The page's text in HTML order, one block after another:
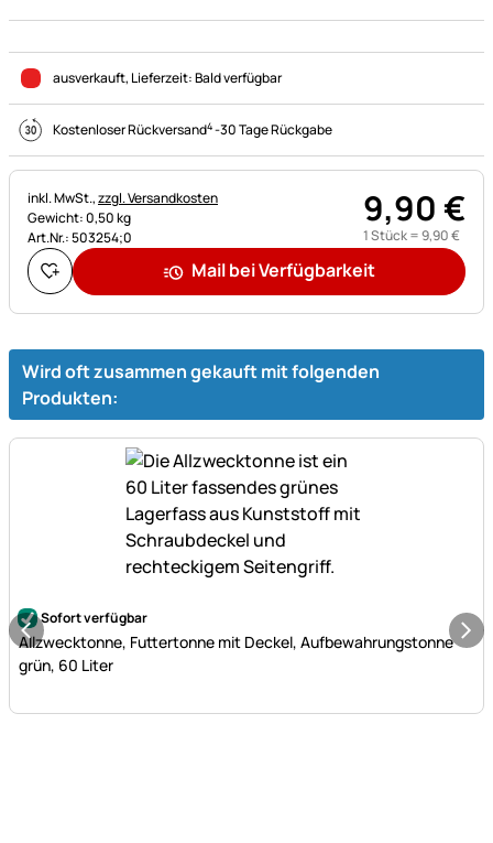
ausverkauft, Lieferzeit:Bald verfügbar
Kostenloser Rückversand4-30 Tage Rückgabe
Steuerhinweis:
inkl. MwSt.,zzgl. Versandkosten
Gewicht: 0,50 kg
Art.Nr.: 503254;0
9,90€
1 Stück =9,90€
Mail bei Verfügbarkeit
Wird oft zusammen gekauft mit folgenden
Produkten:
Noch keine Bewertungen abgegeben
Sofort verfügbar
Allzwecktonne, Futtertonne mit Deckel, Aufbewahrungstonne
grün, 60 Liter